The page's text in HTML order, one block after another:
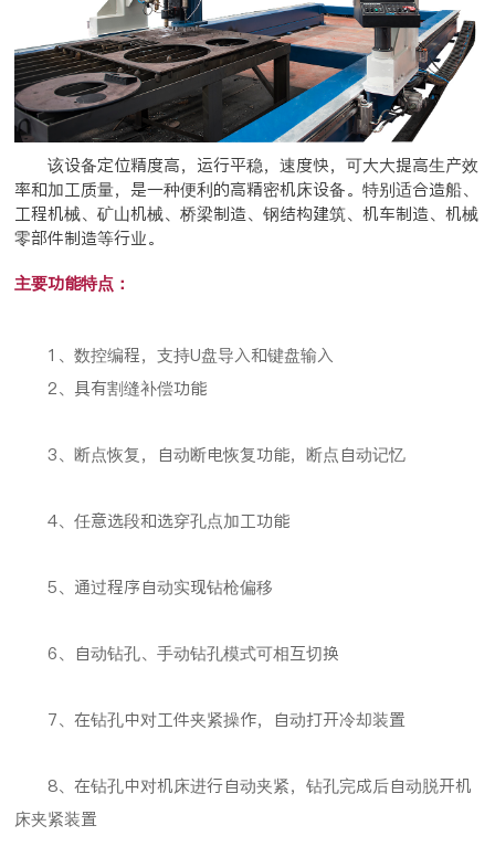
该设备定位精度高，运行平稳，速度快，可大大提高生产效
率和加工质量，是一种便利的高精密机床设备。特别适合造船、
工程机械、矿山机械、桥梁制造、钢结构建筑、机车制造、机械
零部件制造等行业。
主要功能特点：
1、数控编程，支持U盘导入和键盘输入
2、具有割缝补偿功能
3、断点恢复，自动断电恢复功能，断点自动记忆
4、任意选段和选穿孔点加工功能
5、通过程序自动实现钻枪偏移
6、自动钻孔、手动钻孔模式可相互切换
7、在钻孔中对工件夹紧操作，自动打开冷却装置
8、在钻孔中对机床进行自动夹紧，钻孔完成后自动脱开机
床夹紧装置